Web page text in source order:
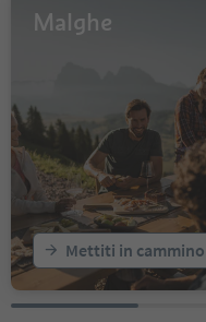
Malghe
Mettiti in cammino